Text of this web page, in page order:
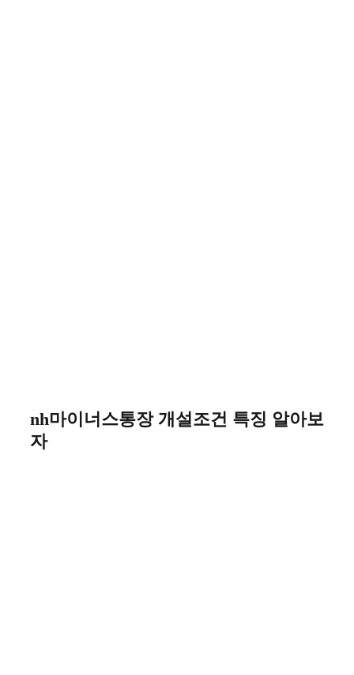
nh마이너스통장 개설조건 특징 알아보
자